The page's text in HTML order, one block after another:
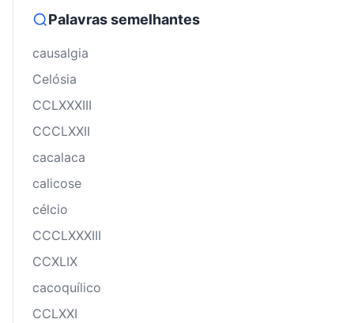
Palavras semelhantes
causalgia
Celósia
CCLXXXIII
CCCLXXII
cacalaca
calicose
célcio
CCCLXXXIII
CCXLIX
cacoquílico
CCLXXI